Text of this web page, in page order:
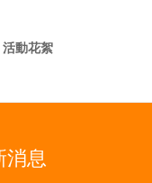
報導
活動花絮活動花絮
消息